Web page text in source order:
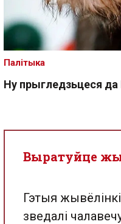
Ну прыгледзьцеся да
Палітыка
Выратуйце
Гэтыя
зведалі